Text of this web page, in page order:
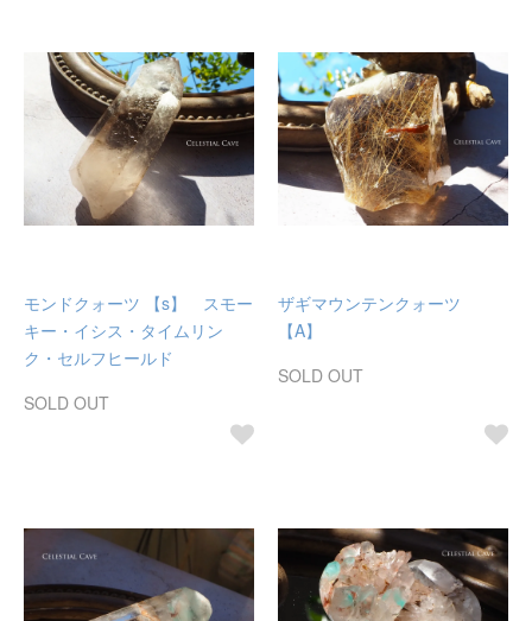
モンドクォーツ 【s】 スモー
キー・イシス・タイムリン
ク・セルフヒールド
SOLD OUT
ザギマウンテンクォーツ
【A】
SOLD OUT